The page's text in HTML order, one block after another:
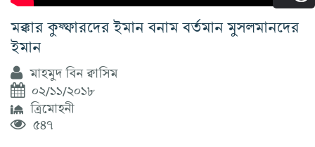
মক্কার কুফ্ফারদের ইমান বনাম বর্তমান মুসলমানদের
ইমান
মাহমুদ বিন ক্বাসিম
০২/১১/২০১৮
ত্রিমোহনী
৫৪৭